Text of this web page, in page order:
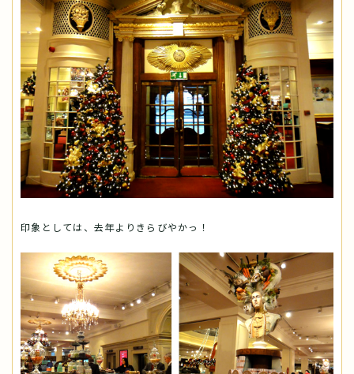
印象としては、去年よりきらびやかっ！